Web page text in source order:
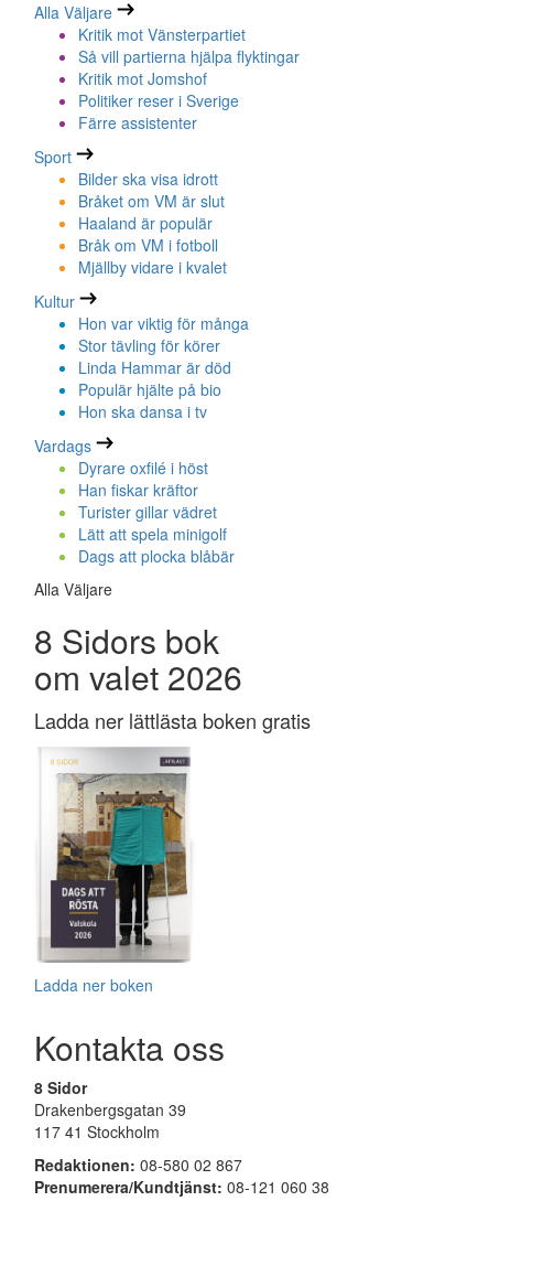
Alla Väljare
Kritik mot Vänsterpartiet
Så vill partierna hjälpa flyktingar
Kritik mot Jomshof
Politiker reser i Sverige
Färre assistenter
Sport
Bilder ska visa idrott
Bråket om VM är slut
Haaland är populär
Bråk om VM i fotboll
Mjällby vidare i kvalet
Kultur
Hon var viktig för många
Stor tävling för körer
Linda Hammar är död
Populär hjälte på bio
Hon ska dansa i tv
Vardags
Dyrare oxfilé i höst
Han fiskar kräftor
Turister gillar vädret
Lätt att spela minigolf
Dags att plocka blåbär
Alla Väljare
8 Sidors bok
om valet 2026
Ladda ner lättlästa boken gratis
Ladda ner boken
Kontakta oss
8 Sidor
Drakenbergsgatan 39
117 41 Stockholm
Redaktionen: 08-580 02 867
Prenumerera/Kundtjänst: 08-121 060 38